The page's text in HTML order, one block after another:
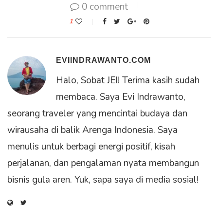
0 comment
1
EVIINDRAWANTO.COM
Halo, Sobat JEI! Terima kasih sudah
membaca. Saya Evi Indrawanto,
seorang traveler yang mencintai budaya dan
wirausaha di balik Arenga Indonesia. Saya
menulis untuk berbagi energi positif, kisah
perjalanan, dan pengalaman nyata membangun
bisnis gula aren. Yuk, sapa saya di media sosial!